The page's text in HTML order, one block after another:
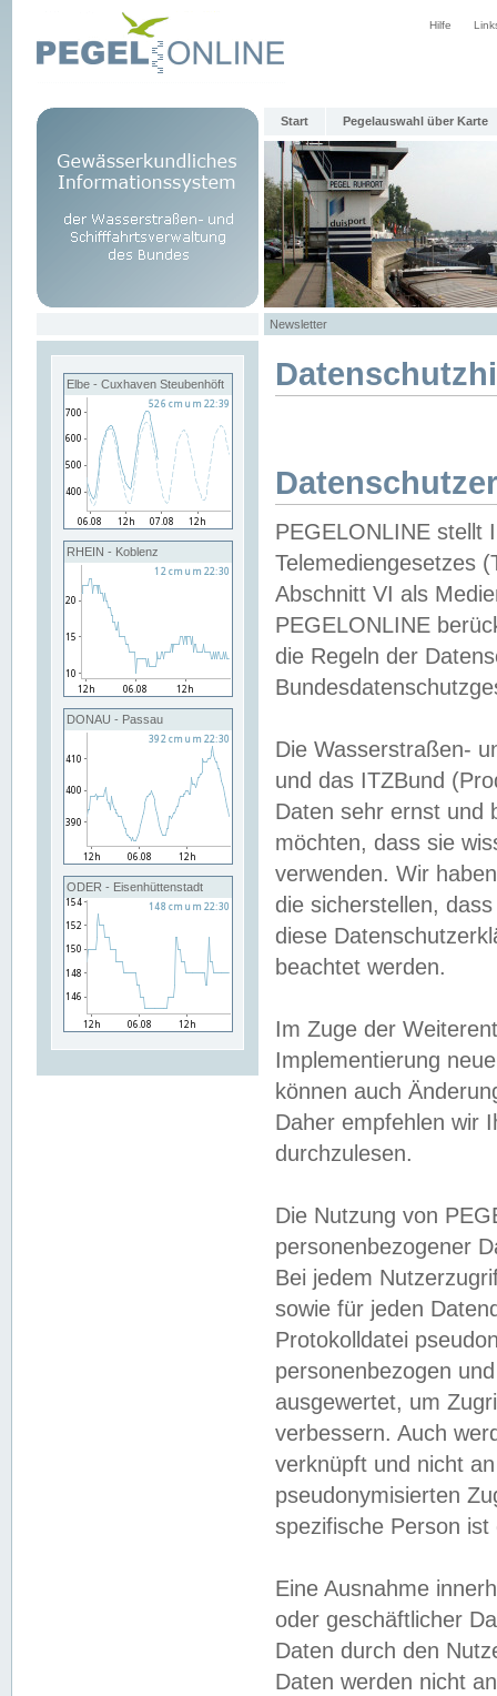
Hilfe
Start Pegelauswahl über Karte
Newsletter
Elbe - Cuxhaven Steubenhöft
RHEIN - Koblenz
DONAU - Passau
ODER - Eisenhüttenstadt
PEGELONLINE stellt
Telemediengesetzes
Abschnitt VI als
PEGELONLINE
die Regeln der
Die Wasserstraßen-
und das ITZBund
Daten sehr ernst und
möchten, dass sie
verwenden. Wir
die sicherstellen,
diese
beachtet werden.
Im Zuge der
Implementierung
können auch
Daher empfehlen wir
durchzulesen.
Die Nutzung von
personenbezogener
Bei jedem
sowie für jeden
Protokolldatei
personenbezogen
ausgewertet, um
verbessern. Auch
verknüpft und nicht
pseudonymisierten
spezifische Person
Eine Ausnahme
oder geschäftlicher
Daten durch den
Daten werden nicht